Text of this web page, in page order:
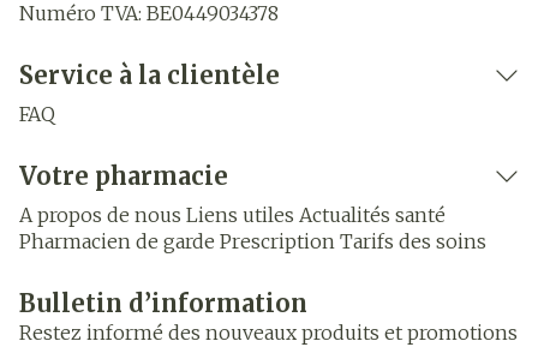
Numéro TVA: BE0449034378
Service à la clientèle
FAQ
Votre pharmacie
A propos de nous Liens utiles Actualités santé
Pharmacien de garde Prescription Tarifs des soins
Bulletin d’information
Restez informé des nouveaux produits et promotions